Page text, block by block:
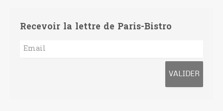
Recevoir la lettre de Paris-Bistro